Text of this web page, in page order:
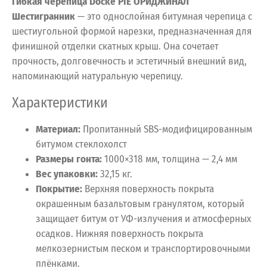
Шестигранник— это однослойная битумная черепица с
шестиугольной формой нарезки, предназначенная для
финишной отделки скатных крыш. Она сочетает
прочность, долговечность и эстетичный внешний вид,
напоминающий натуральную черепицу.
Характеристики
Материал: Пропитанный SBS-модифицированным
битумом стеклохолст
Размеры гонта:1000×318 мм, толщина — 2,4 мм
Вес упаковки:32,15 кг.
Покрытие: Верхняя поверхность покрыта
окрашенным базальтовым гранулятом, который
защищает битум от УФ-излучения и атмосферных
осадков. Нижняя поверхность покрыта
мелкозернистым песком и транспортировочными
плёнками.